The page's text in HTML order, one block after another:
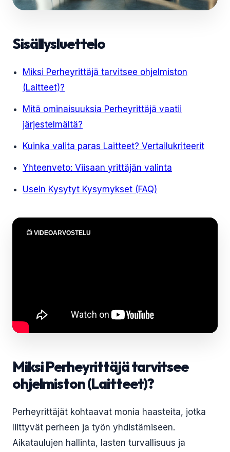
Sisällysluettelo
Miksi Perheyrittäjä tarvitsee ohjelmiston
(Laitteet)?
Mitä ominaisuuksia Perheyrittäjä vaatii
järjestelmältä?
Kuinka valita paras Laitteet? Vertailukriteerit
Yhteenveto: Viisaan yrittäjän valinta
Usein Kysytyt Kysymykset (FAQ)
📺 VIDEOARVOSTELU
Miksi Perheyrittäjä tarvitsee
ohjelmiston (Laitteet)?
Perheyrittäjät kohtaavat monia haasteita, jotka
liittyvät perheen ja työn yhdistämiseen.
Aikataulujen hallinta, lasten turvallisuus ja